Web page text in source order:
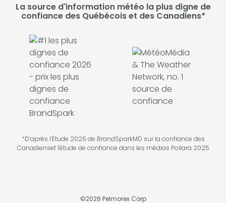
La source d'information météo la plus digne de
confiance des Québécois et des Canadiens*
*D’après l’Étude 2026 de BrandSparkMD sur la confiance des
Canadienset l'étude de confiance dans les médias Pollara 2025
©2026 Pelmorex Corp